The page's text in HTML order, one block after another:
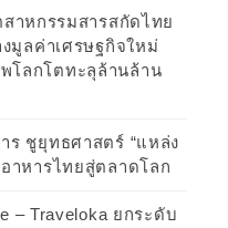
สาหกรรมสารสกัดไทย
มูลค่าเศรษฐกิจใหม่
โลกโตทะลุล้านล้าน
ร ชูยุทธศาสตร์ “แหล่ง
าหารไทยสู่ตลาดโลก
– Traveloka ยกระดับ